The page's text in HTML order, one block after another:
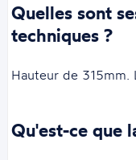
Quelles sont
techniques ?
Hauteur de 315mm.
Qu'est-ce que